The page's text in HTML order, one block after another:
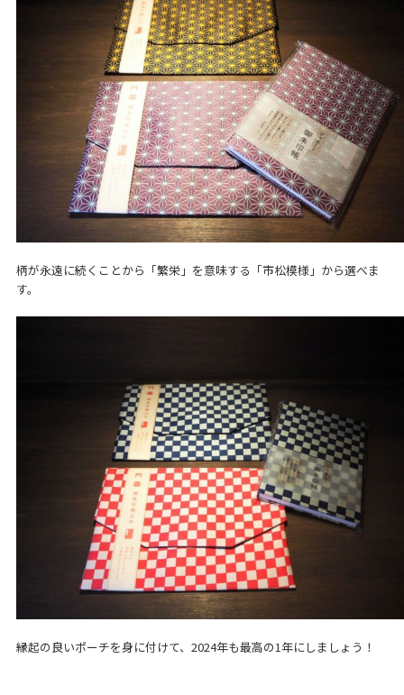
柄が永遠に続くことから「繁栄」を意味する「市松模様」から選べま
す。
縁起の良いポーチを身に付けて、2024年も最高の1年にしましょう！